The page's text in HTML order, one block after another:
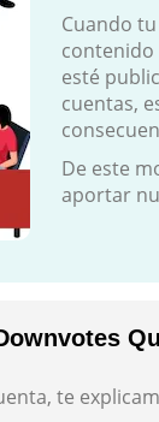
Cuando tu
contenido
esté
cuentas,
De este
aportar
te